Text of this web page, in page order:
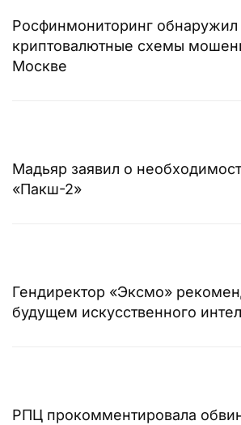
Росфинмониторинг обнаружил
криптовалютные схемы
Москве
Мадьяр заявил о
«Пакш-2»
Гендиректор «Эксмо»
будущем искусственного
РПЦ прокомментировала